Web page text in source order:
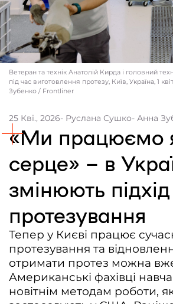
На часі
Про нас
Підтримати
Команда
Контакти
Співпраця
Медіакіт
Партнери проєкту та подяка
Редакційна політика | Копірайт
Ветеран та технік Анатолій Кирда і головний
під час виготовлення протезу, Київ, Україна, 1
Зубенко / Frontliner
25 Кві., 2026- Руслана Сушко- Анна
«Ми працюємо
серце» – в
змінюють
протезування
Тепер у Києві працює
протезування та
отримати протез можна
Американські фахівці
новітнім методам роботи,